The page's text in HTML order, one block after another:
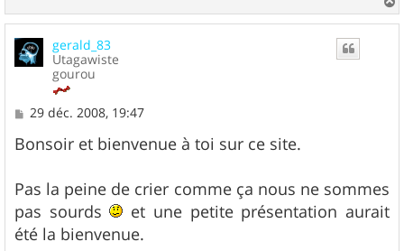
a
gerald_83
Utagawiste
gourou
M
s
s
g
e
29 déc. 2008, 19:47
Bonsoir et bienvenue à toi sur ce site.
Pas la peine de crier comme ça nous ne sommes
pas sourds
et une petite présentation aurait
été la bienvenue.